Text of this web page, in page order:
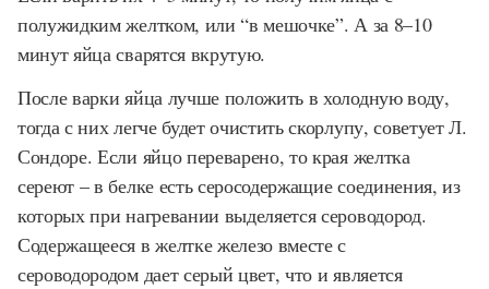
полужидким желтком, или “в мешочке”. А за 8–10
минут яйца сварятся вкрутую.
После варки яйца лучше положить в холодную воду,
тогда с них легче будет очистить скорлупу, советует Л.
Сондоре. Если яйцо переварено, то края желтка
сереют – в белке есть серосодержащие соединения, из
которых при нагревании выделяется сероводород.
Содержащееся в желтке железо вместе с
сероводородом дает серый цвет, что и является